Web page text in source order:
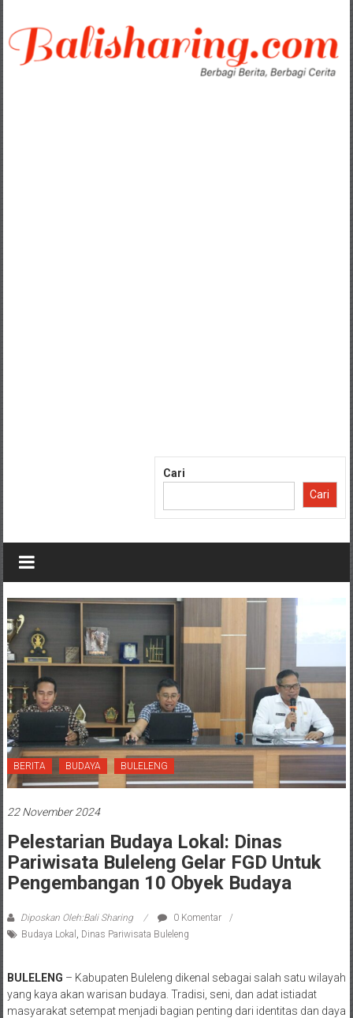
konten
Cari
Cari
BERITA BUDAYA BULELENG
22 November 2024
Pelestarian Budaya Lokal: Dinas
Pariwisata Buleleng Gelar FGD Untuk
Pengembangan 10 Obyek Budaya
Diposkan Oleh:Bali Sharing
0 Komentar
Budaya Lokal
Dinas Pariwisata Buleleng
BULELENG – Kabupaten Buleleng dikenal sebagai salah satu wilayah
yang kaya akan warisan budaya. Tradisi, seni, dan adat istiadat
masyarakat setempat menjadi bagian penting dari identitas dan daya